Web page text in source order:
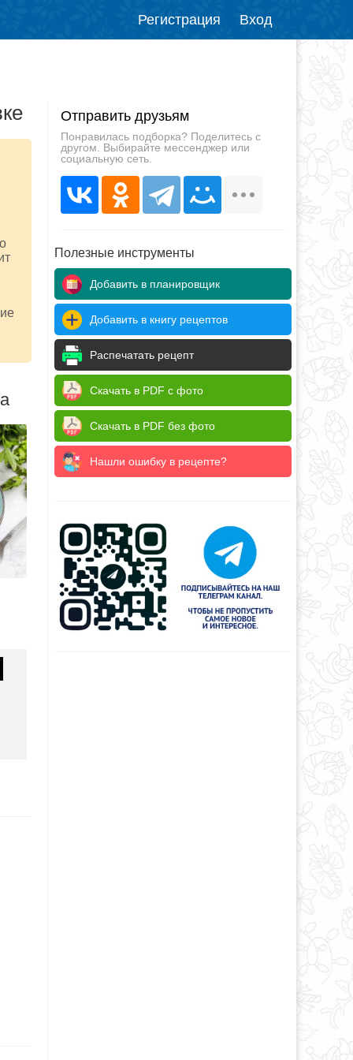
Регистрация Вход
Отправить друзьям
Понравилась подборка? Поделитесь с
другом. Выбирайте мессенджер или
социальную сеть.
Полезные инструменты
Добавить в планировщик
Добавить в книгу рецептов
Распечатать рецепт
Скачать в PDF с фото
Скачать в PDF без фото
Нашли ошибку в рецепте?